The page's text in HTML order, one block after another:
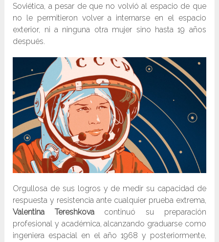
Soviética, a pesar de que no volvió al espacio de que
no le permitieron volver a internarse en el espacio
exterior, ni a ninguna otra mujer sino hasta 19 años
después.
Orgullosa de sus logros y de medir su capacidad de
respuesta y resistencia ante cualquier prueba extrema,
Valentina Tereshkovacontinuó su preparación
profesional y académica, alcanzando graduarse como
ingeniera espacial en el año 1968 y posteriormente,